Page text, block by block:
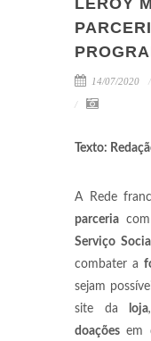
LEROY
14/07/2020
Texto:
A Rede
parceria
Serviço
combater a
sejam
site da loja,
doações em